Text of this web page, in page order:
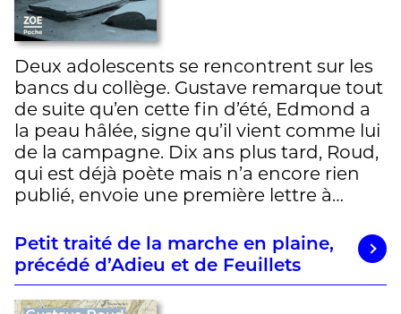
Deux adolescents se rencontrent sur les
bancs du collège. Gustave remarque tout
de suite qu’en cette fin d’été, Edmond a
la peau hâlée, signe qu’il vient comme lui
de la campagne. Dix ans plus tard, Roud,
qui est déjà poète mais n’a encore rien
publié, envoie une première lettre à…
Petit traité de la marche en plaine,
précédé d’Adieu et de Feuillets